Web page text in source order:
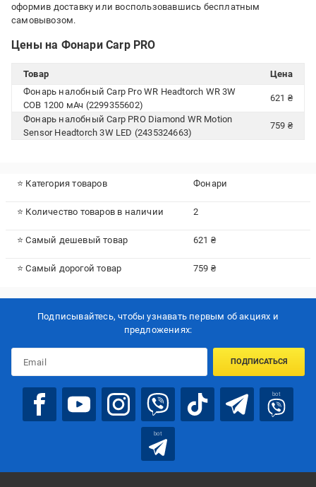
оформив доставку или воспользовавшись бесплатным
самовывозом.
Цены на Фонари Carp PRO
Товар
Цена
Фонарь налобный Carp Pro WR Headtorch WR 3W
COB 1200 мАч (2299355602)
621 ₴
Фонарь налобный Carp PRO Diamond WR Motion
Sensor Headtorch 3W LED (2435324663)
759 ₴
⭐ Категория товаров Фонари
⭐ Количество товаров в наличии 2
⭐ Самый дешевый товар 621 ₴
⭐ Самый дорогой товар 759 ₴
Подписывайтесь, чтобы узнавать первым об акцияx и
предложениях:
ПОДПИСАТЬСЯ
bot
bot